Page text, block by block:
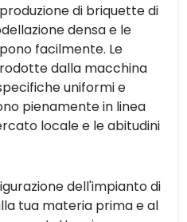
di briquette di
densa e le
facilmente. Le
dalla macchina
uniformi e
pienamente in linea
locale e le abitudini
dell'impianto di
tua materia prima e al